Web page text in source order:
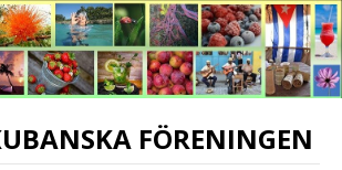
FÖRENINGEN